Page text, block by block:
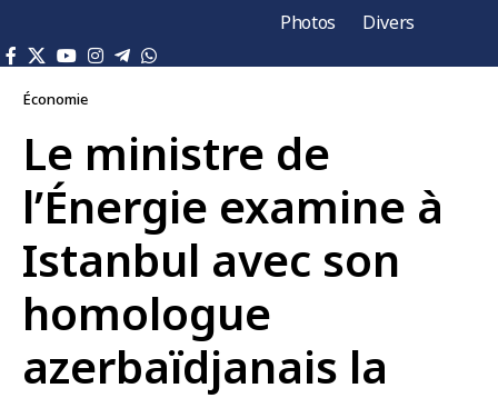
Photos
Divers
Économie
Le ministre de
l’Énergie examine à
Istanbul avec son
homologue
azerbaïdjanais la